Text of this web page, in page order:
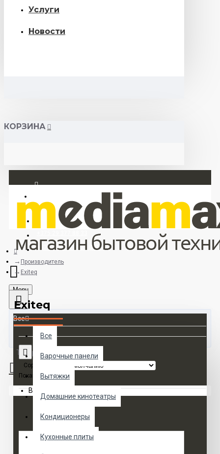
Услуги
Новости
КОРЗИНА
Регистрация
+375 33 673 17 31 (МТС)
Menu
Все
Все
Варочные панели
Вытяжки
Домашние кинотеатры
Кондиционеры
Кухонные плиты
Товаров 0 (0 руб.)
Ваша корзина пуста!
Производитель
Exiteq
Exiteq
Сортировка:
Показать: